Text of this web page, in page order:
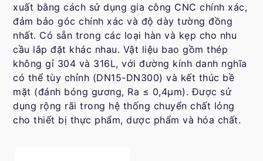
xuất bằng cách sử dụng gia công CNC chính xác,
đảm bảo góc chính xác và độ dày tường đồng
nhất. Có sẵn trong các loại hàn và kẹp cho nhu
cầu lắp đặt khác nhau. Vật liệu bao gồm thép
không gỉ 304 và 316L, với đường kính danh nghĩa
có thể tùy chỉnh (DN15-DN300) và kết thúc bề
mặt (đánh bóng gương, Ra ≤ 0,4μm). Được sử
dụng rộng rãi trong hệ thống chuyển chất lỏng
cho thiết bị thực phẩm, dược phẩm và hóa chất.